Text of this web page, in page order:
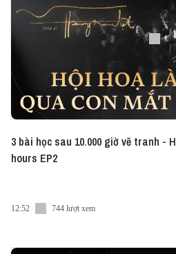
3 bài học sau 10.000 giờ vẽ tranh -
hours EP2
12:52 744 lượt xem